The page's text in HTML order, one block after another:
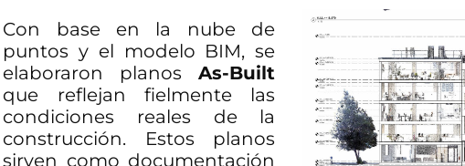
Con base en la nube de
puntos y el modelo BIM, se
elaboraron planosAs-Built
que reflejan fielmente las
condiciones reales de la
construcción. Estos planos
sirven como documentación